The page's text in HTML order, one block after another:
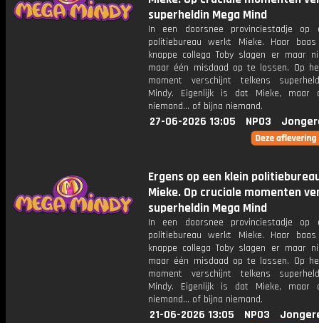
superheldin Mega Mind
In een doorsnee provinciestadje op
politiebureau werkt Mieke. Haar
knappe collega Toby slagen er maar
maar één misdaad op te lossen. Op
moment verschijnt telkens
Mindy. Eigenlijk is dat Mieke, maar
niemand... of bijna niemand.
27-06-2026 13:05 NPO3
Ergens op een klein
Mieke. Op cruciale momenten
superheldin Mega Mind
In een doorsnee provinciestadje op
politiebureau werkt Mieke. Haar
knappe collega Toby slagen er maar
maar één misdaad op te lossen. Op
moment verschijnt telkens
Mindy. Eigenlijk is dat Mieke, maar
niemand... of bijna niemand.
21-06-2026 13:05 NPO3